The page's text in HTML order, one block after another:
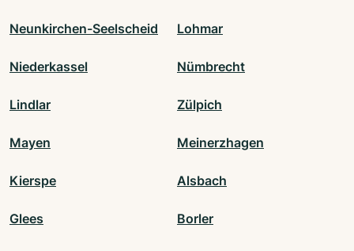
Neunkirchen-Seelscheid Lohmar
Niederkassel Nümbrecht
Lindlar Zülpich
Mayen Meinerzhagen
Kierspe Alsbach
Glees Borler